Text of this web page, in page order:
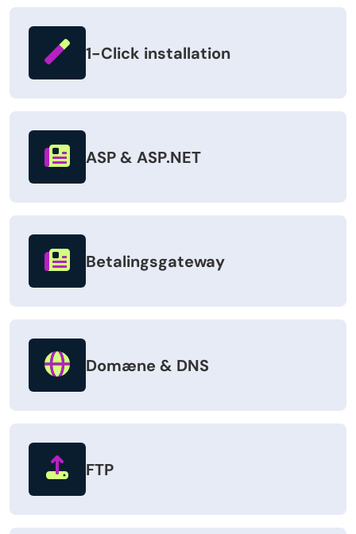
1-Click installation
ASP & ASP.NET
Betalingsgateway
Domæne & DNS
FTP